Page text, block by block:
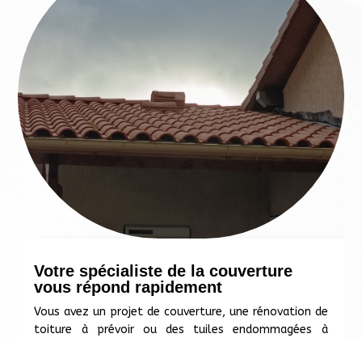
Votre spécialiste de la couverture
vous répond rapidement
Vous avez un projet de couverture, une rénovation de
toiture à prévoir ou des tuiles endommagées à